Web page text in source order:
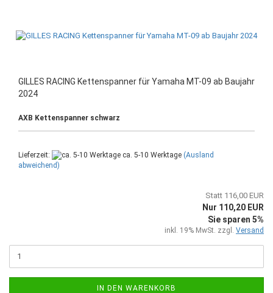
GILLES RACING Kettenspanner für Yamaha MT-09 ab Baujahr
2024
AXB Kettenspanner schwarz
Lieferzeit: ca. 5-10 Werktage (Ausland
abweichend)
Statt 116,00 EUR
Nur 110,20 EUR
Sie sparen 5%
inkl. 19% MwSt. zzgl. Versand
IN DEN WARENKORB